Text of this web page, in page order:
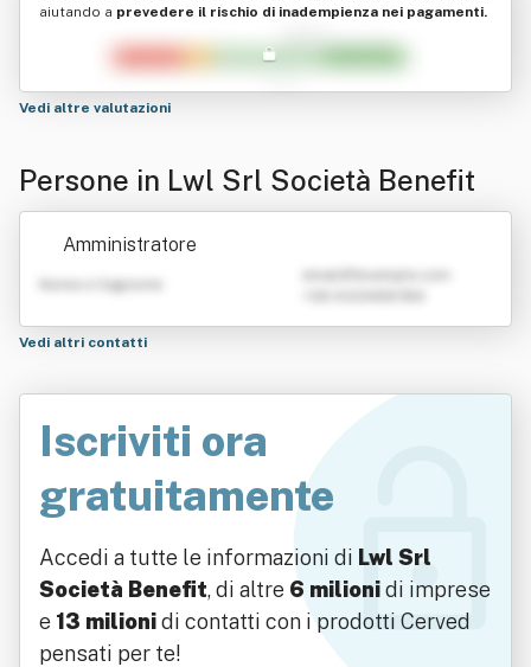
aiutando a prevedere il rischio di inadempienza nei pagamenti.
Vedi altre valutazioni
Persone in Lwl Srl Società Benefit
Amministratore
Nome e Cognome
Vedi altri contatti
Iscriviti ora
gratuitamente
Accedi a tutte le informazioni di Lwl Srl
Società Benefit, di altre 6 milionidi imprese
e 13 milionidi contatti con i prodotti Cerved
pensati per te!